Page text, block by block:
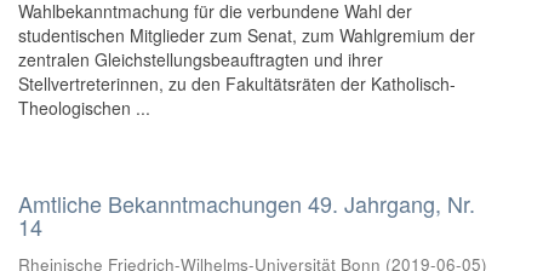
Wahlbekanntmachung für die verbundene Wahl der
studentischen Mitglieder zum Senat, zum Wahlgremium der
zentralen Gleichstellungsbeauftragten und ihrer
Stellvertreterinnen, zu den Fakultätsräten der Katholisch-
Theologischen ...
Amtliche Bekanntmachungen 49. Jahrgang, Nr.
14
Rheinische Friedrich-Wilhelms-Universität Bonn (2019-06-05)